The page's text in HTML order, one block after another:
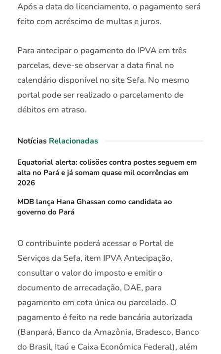
Após a data do licenciamento, o pagamento será
feito com acréscimo de multas e juros.
Para antecipar o pagamento do IPVA em três
parcelas, deve-se observar a data final no
calendário disponível no site Sefa. No mesmo
portal pode ser realizado o parcelamento de
débitos em atraso.
Notícias Relacionadas
Equatorial alerta: colisões contra postes seguem em
alta no Pará e já somam quase mil ocorrências em
2026
MDB lança Hana Ghassan como candidata ao
governo do Pará
O contribuinte poderá acessar o Portal de
Serviços da Sefa, item IPVA Antecipação,
consultar o valor do imposto e emitir o
documento de arrecadação, DAE, para
pagamento em cota única ou parcelado. O
pagamento é feito na rede bancária autorizada
(Banpará, Banco da Amazônia, Bradesco, Banco
do Brasil, Itaú e Caixa Econômica Federal), além